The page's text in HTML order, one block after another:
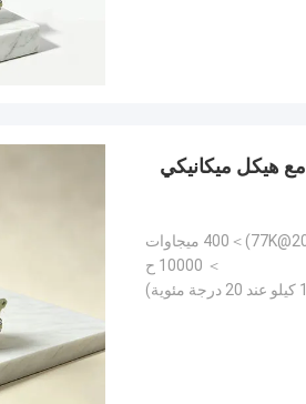
RS046 400mW طاقة التبريد التجميع المتكامل لـ Dewar Cooler مع هيكل ميكانيكي
＞ 10000 ح